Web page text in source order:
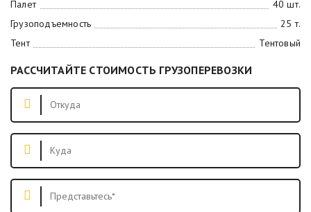
Палет
40 шт.
Грузоподъемность
25 т.
Тент
Тентовый
РАССЧИТАЙТЕ СТОИМОСТЬ ГРУЗОПЕРЕВОЗКИ